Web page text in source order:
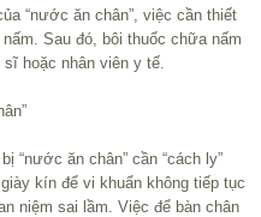
“nước ăn chân”, việc cần thiết
Sau đó, bôi thuốc chữa nấm
hoặc nhân viên y tế.
“nước ăn chân” cần “cách ly”
kín để vi khuẩn không tiếp tục
niệm sai lầm. Việc để bàn chân